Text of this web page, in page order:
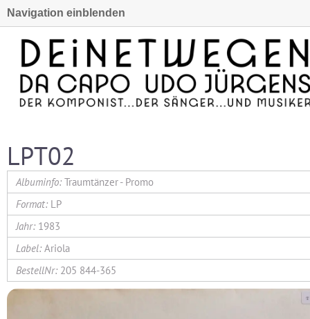
Navigation einblenden
LPT02
Traumtänzer - Promo
LP
1983
Ariola
205 844-365